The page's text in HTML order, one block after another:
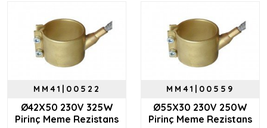
MM41|00522
Ø42X50 230V 325W
Pirinç Meme Rezistans
MM41|00559
Ø55X30 230V 250W
Pirinç Meme Rezistans